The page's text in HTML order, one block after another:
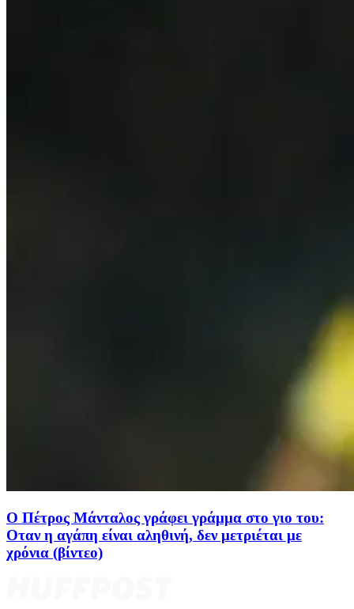
Ο Πέτρος Μάνταλος γράφει γράμμα στο γιο του:
Οταν η αγάπη είναι αληθινή, δεν μετριέται με
χρόνια (βίντεο)